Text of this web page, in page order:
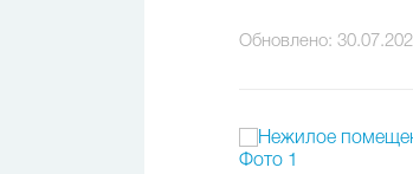
Обновлено: